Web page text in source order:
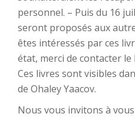
personnel. – Puis du 16
seront proposés aux
êtes intéressés par ces
état, merci de contacter le
Ces livres sont visibles
de Ohaley Yaacov.
Nous vous invitons à